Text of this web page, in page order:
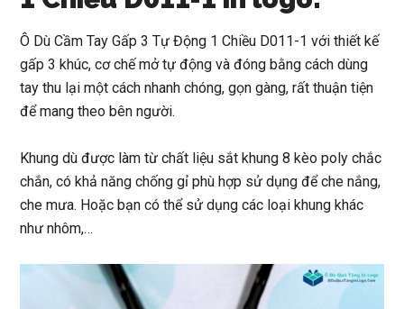
Ô Dù Cầm Tay Gấp 3 Tự Động 1 Chiều D011-1với thiết kế
gấp 3 khúc, cơ chế mở tự động và đóng bằng cách dùng
tay thu lại một cách nhanh chóng, gọn gàng, rất thuận tiện
để mang theo bên người.
Khung dù được làm từ chất liệu sắt khung 8 kèo poly chắc
chắn, có khả năng chống gỉ phù hợp sử dụng để che nắng,
che mưa. Hoặc bạn có thể sử dụng các loại khung khác
như nhôm,…